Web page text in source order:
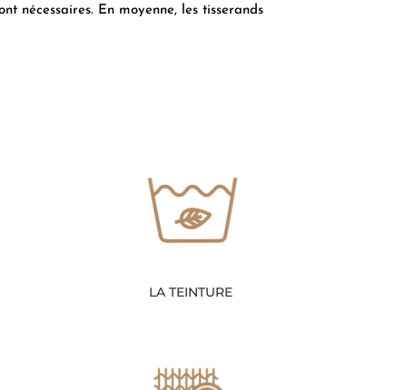
nécessaires. En moyenne, les tisserands
LA TEINTURE